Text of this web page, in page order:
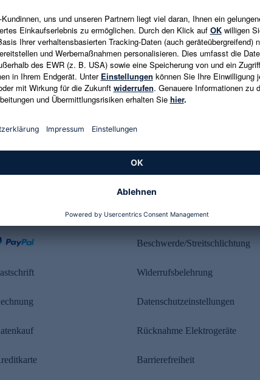
erhalten
und aktuelle Trends,
Als Dankeschön
Abmeldung ist jederzeit in
E-Mail-Adresse eingeben
Es gelten die Datenschutzrichtlinien
Rechtliches
Beschwerde/Streitschlichtung
Widerrufsbelehrung
Datenschutzeinstellungen
Rücknahme Elektrogeräte
Barrierefreiheit